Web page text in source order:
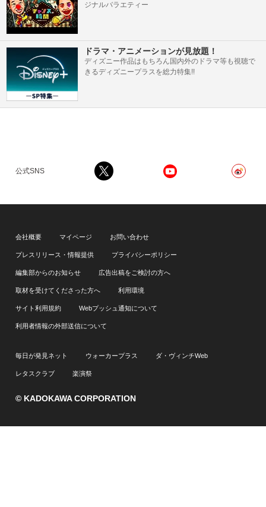
ジナルバラエティー
ドラマ・アニメーションが見放題！
ディズニー作品はもちろん国内外のドラマ等も視聴で
きるディズニープラスを総力特集!!
公式SNS
会社概要 マイページ お問い合わせ
プレスリリース・情報提供 プライバシーポリシー
編集部からのお知らせ 広告出稿をご検討の方へ
取材を受けてくださった方へ 利用環境
サイト利用規約 Webプッシュ通知について
利用者情報の外部送信について
毎日が発見ネット ウォーカープラス ダ・ヴィンチWeb
レタスクラブ 楽演祭
© KADOKAWA CORPORATION